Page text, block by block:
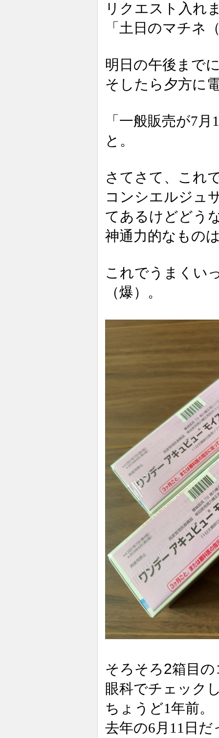
リクエスト入れ
「土日のマチネ
明日の午後まで
そしたら夕方に
「一般販売が7
と。
さてさて、これ
コンシエルジュ
てあるけどどう
神通力的なもの
これでうまくい
（爆）。
そろそろ2箱目
眼科でチェック
ちょうど1年前。
去年の6月11日